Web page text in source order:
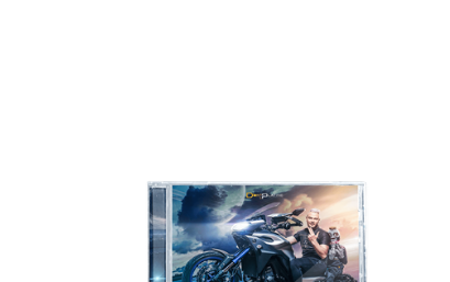
A PROPOS DE D&P
Mentions légales